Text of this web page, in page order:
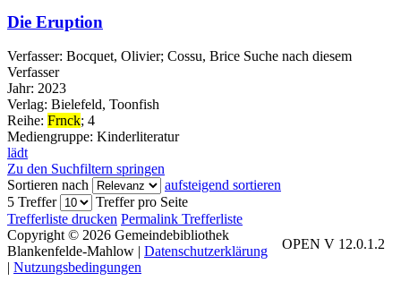
Die Eruption
Verfasser: Bocquet, Olivier; Cossu, Brice Suche nach diesem
Verfasser
Jahr: 2023
Verlag: Bielefeld, Toonfish
Reihe: Frnck; 4
Mediengruppe: Kinderliteratur
lädt
Zu den Suchfiltern springen
Sortieren nach
aufsteigend sortieren
5 Treffer
Treffer pro Seite
Trefferliste drucken Permalink Trefferliste
OPEN V 12.0.1.2
Copyright © 2026 Gemeindebibliothek
Blankenfelde-Mahlow | Datenschutzerklärung
| Nutzungsbedingungen